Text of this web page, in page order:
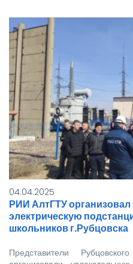
04.04.2025
РИИ АлтГТУ организовал
электрическую
школьников г.Рубцовска
Представители